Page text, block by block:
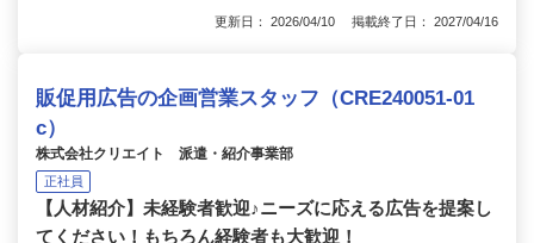
更新日： 2026/04/10 掲載終了日： 2027/04/16
販促用広告の企画営業スタッフ（CRE240051-01
c）
株式会社クリエイト 派遣・紹介事業部
正社員
【人材紹介】未経験者歓迎♪ニーズに応える広告を提案し
てください！もちろん経験者も大歓迎！